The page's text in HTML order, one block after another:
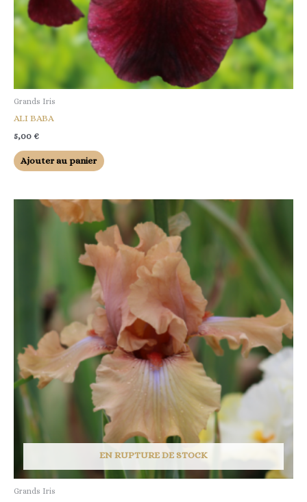
Grands Iris
ALI BABA
5,00 €
Ajouter au panier
EN RUPTURE DE STOCK
Grands Iris